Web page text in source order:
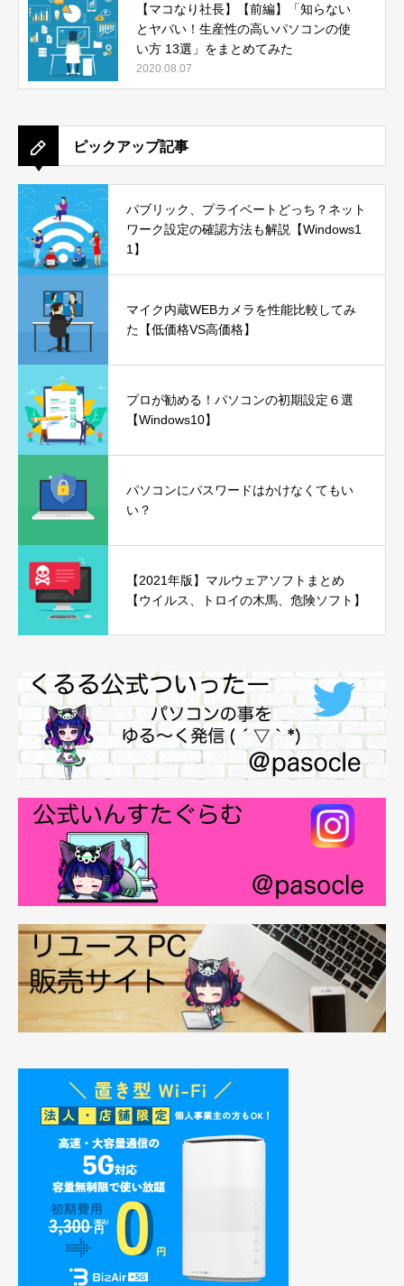
【マコなり社長】【前編】「知らない
とヤバい！生産性の高いパソコンの使
い方 13選」をまとめてみた
2020.08.07
ピックアップ記事
パブリック、プライベートどっち？ネット
ワーク設定の確認方法も解説【Windows1
1】
マイク内蔵WEBカメラを性能比較してみ
た【低価格VS高価格】
プロが勧める！パソコンの初期設定６選
【Windows10】
パソコンにパスワードはかけなくてもい
い？
【2021年版】マルウェアソフトまとめ
【ウイルス、トロイの木馬、危険ソフト】